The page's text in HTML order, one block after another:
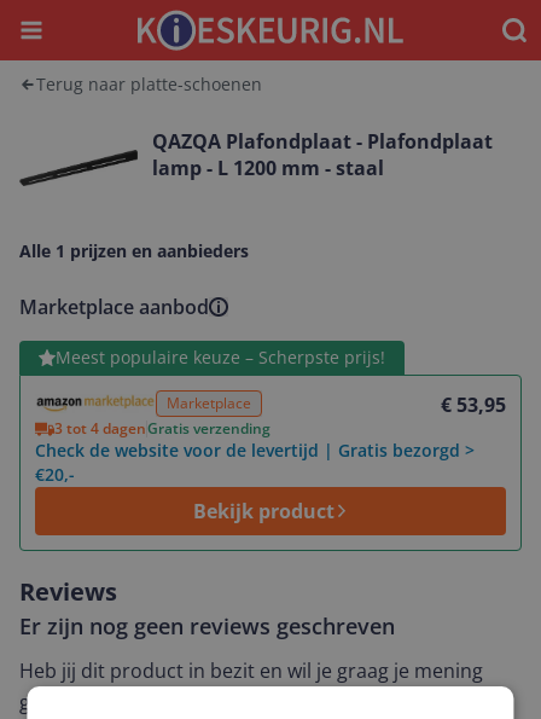
Menu
Terug naar platte-schoenen
QAZQA Plafondplaat - Plafondplaat
lamp - L 1200 mm - staal
Alle 1 prijzen en aanbieders
Marketplace aanbod
Meest populaire keuze – Scherpste prijs!
Marketplace € 53,95
3 tot 4 dagenGratis verzending
Check de website voor de levertijd | Gratis bezorgd >
€20,-
Bekijk product
Bekijk product
Reviews
Er zijn nog geen reviews geschreven
Heb jij dit product in bezit en wil je graag je mening
geven? Start dan hieronder met het schrijven van je